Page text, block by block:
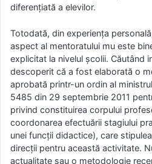
diferențiată a elevilor.
Totodată, din experiența
aspect al mentoratului mu este
explicitat la nivelul școlii. Căutând
descoperit că a fost elaborată o
aprobată printr-un ordin al
5485 din 29 septembrie 2011
privind constituirea corpului
coordonarea efectuării stagiului
unei funcţii didactice), care
direcții pentru această activitate.
actualitate sau o metodologie